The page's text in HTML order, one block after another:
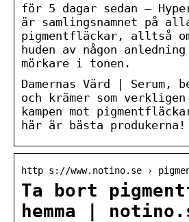
för 5 dagar sedan —
är samlingsnamnet på
pigmentfläckar, alltså
huden av någon
mörkare i tonen.
Damernas Värd | Serum,
och krämer som
kampen mot
här är bästa produkerna!
http s://www.notino.se ›
Ta bort
hemma |